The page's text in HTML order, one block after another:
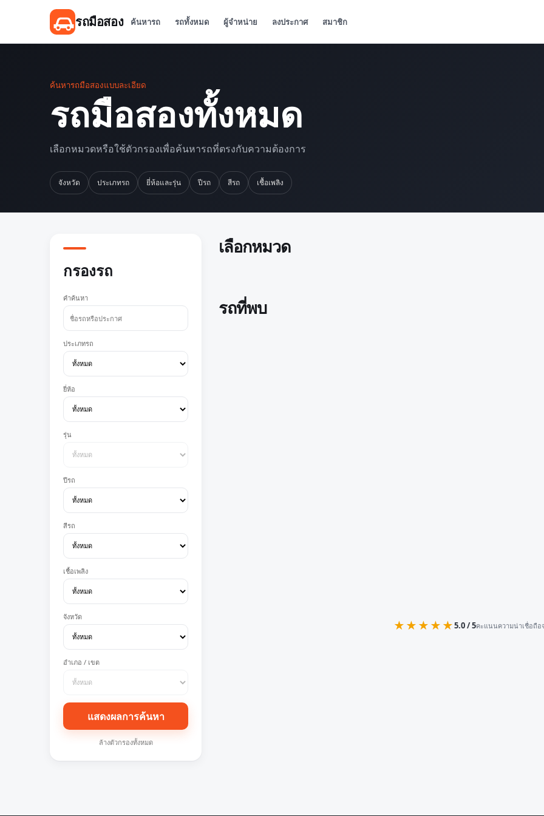
รถมือสอง ค้นหารถ รถทั้งหมด ผู้จำหน่าย ลงประกาศ สมาชิก
ค้นหารถมือสองแบบละเอียด
รถมือสองทั้งหมด
เลือกหมวดหรือใช้ตัวกรองเพื่อค้นหารถที่ตรงกับความต้องการ
จังหวัด ประเภทรถ ยี่ห้อและรุ่น ปีรถ สีรถ เชื้อเพลิง
กรองรถ
คำค้นหา
ประเภทรถ
ยี่ห้อ
รุ่น
ปีรถ
สีรถ
เชื้อเพลิง
จังหวัด
อำเภอ / เขต
แสดงผลการค้นหา
ล้างตัวกรองทั้งหมด
เลือกหมวด
รถที่พบ
★★★★★5.0 / 5คะแนนความน่าเชื่อถือ